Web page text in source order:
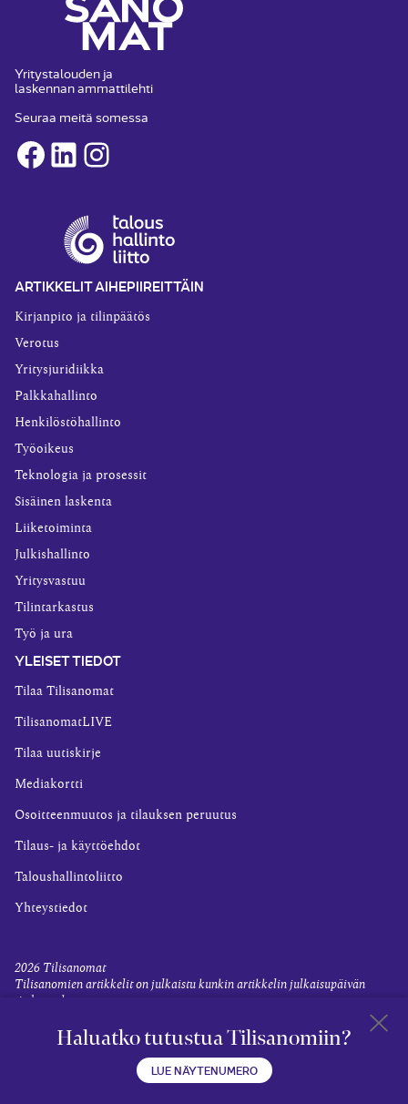
Yritystalouden ja
laskennan ammattilehti
Seuraa meitä somessa
Facebook
LinkedInInstagram
ARTIKKELIT AIHEPIIREITTÄIN
Kirjanpito ja tilinpäätös
Verotus
Yritysjuridiikka
Palkkahallinto
Henkilöstöhallinto
Työoikeus
Teknologia ja prosessit
Sisäinen laskenta
Liiketoiminta
Julkishallinto
Yritysvastuu
Tilintarkastus
Työ ja ura
YLEISET TIEDOT
Tilaa Tilisanomat
TilisanomatLIVE
Tilaa uutiskirje
Mediakortti
Osoitteenmuutos ja tilauksen peruutus
Tilaus- ja käyttöehdot
Taloushallintoliitto
Yhteystiedot
2026 Tilisanomat
Tilisanomien artikkelit on julkaistu kunkin artikkelin julkaisupäivän
tiedon valossa.
EvästevalinnatHaluatko tutustua Tilisanomiin?
LUE NÄYTENUMERO